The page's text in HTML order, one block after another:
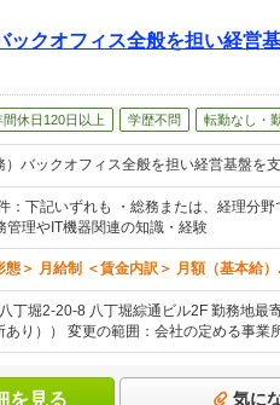
ックオフィス全般を担い経営
間休日120日以上 学歴不問 転勤なし・
バックオフィス全般を担い経営基盤を
：下記いずれも ・総務または、経理分
理やIT機器関連の知識・経験
＞ 月給制 ＜賃金内訳＞ 月額（基本給）
丁堀2-20-8 八丁堀綜通ビル2F 勤務地
り）） 変更の範囲：会社の定める事業
を見る 気に